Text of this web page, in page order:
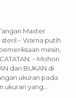
Maxter
– Warna putih
mesin,
~ Mohon
dan BUKAN di
ukuran pada
yang...